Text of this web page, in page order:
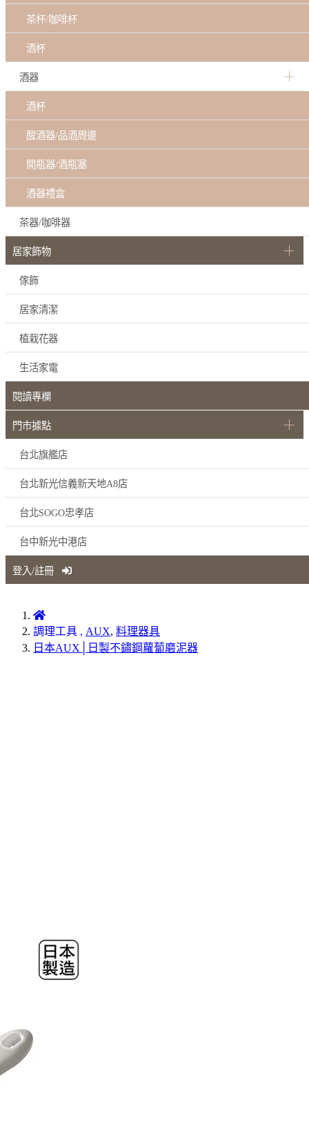
茶杯/咖啡杯
酒杯
酒器
酒杯
醒酒器/品酒周邊
開瓶器/酒瓶塞
酒器禮盒
茶器/咖啡器
居家飾物
傢飾
居家清潔
植栽花器
生活家電
閱讀專欄
門市據點
台北旗艦店
台北新光信義新天地A8店
台北SOGO忠孝店
台中新光中港店
登入/註冊
調理工具 , AUX, 料理器具
日本AUX│日製不鏽鋼蘿蔔磨泥器